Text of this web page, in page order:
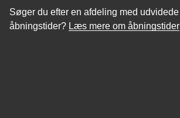
Søger du efter en afdeling med udvidede
åbningstider? Læs mere om åbningstider